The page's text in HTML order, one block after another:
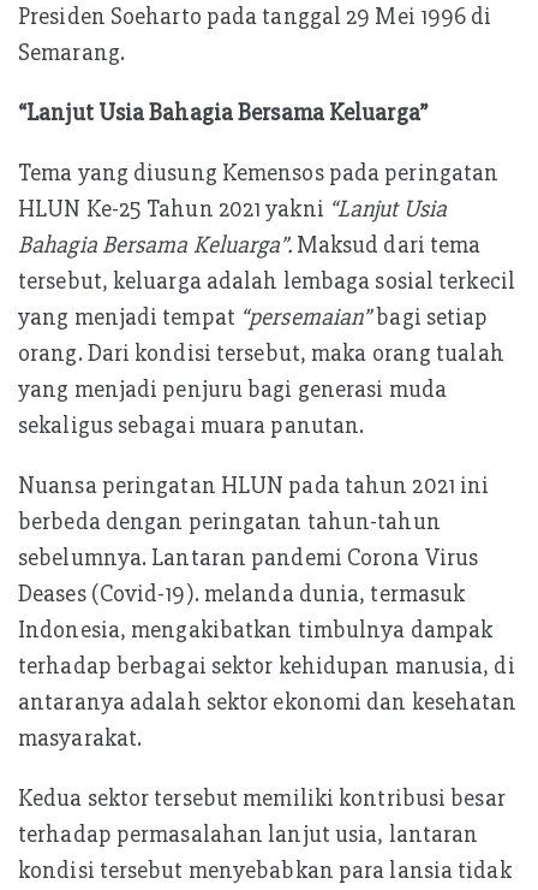
Presiden Soeharto pada tanggal 29 Mei 1996 di
Semarang.
“Lanjut Usia Bahagia Bersama Keluarga”
Tema yang diusung Kemensos pada peringatan
HLUN Ke-25 Tahun 2021 yakni “Lanjut Usia
Bahagia Bersama Keluarga”.Maksud dari tema
tersebut, keluarga adalah lembaga sosial terkecil
yang menjadi tempat “persemaian”bagi setiap
orang. Dari kondisi tersebut, maka orang tualah
yang menjadi penjuru bagi generasi muda
sekaligus sebagai muara panutan.
Nuansa peringatan HLUN pada tahun 2021 ini
berbeda dengan peringatan tahun-tahun
sebelumnya. Lantaran pandemi Corona Virus
Deases (Covid-19). melanda dunia, termasuk
Indonesia, mengakibatkan timbulnya dampak
terhadap berbagai sektor kehidupan manusia, di
antaranya adalah sektor ekonomi dan kesehatan
masyarakat.
Kedua sektor tersebut memiliki kontribusi besar
terhadap permasalahan lanjut usia, lantaran
kondisi tersebut menyebabkan para lansia tidak